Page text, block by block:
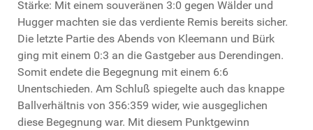
Stärke: Mit einem souveränen 3:0 gegen Wälder und
Hugger machten sie das verdiente Remis bereits sicher.
Die letzte Partie des Abends von Kleemann und Bürk
ging mit einem 0:3 an die Gastgeber aus Derendingen.
Somit endete die Begegnung mit einem 6:6
Unentschieden. Am Schluß spiegelte auch das knappe
Ballverhältnis von 356:359 wider, wie ausgeglichen
diese Begegnung war. Mit diesem Punktgewinn